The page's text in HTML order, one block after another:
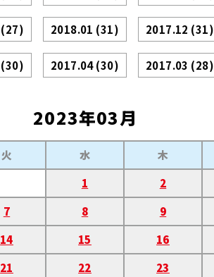
(27) 2018.01 (31) 2017.12 (31)
(30) 2017.04(30) 2017.03 (28)
2023年03月
火 水 木
1
2
7 8 9
14 15 16
21 22 23